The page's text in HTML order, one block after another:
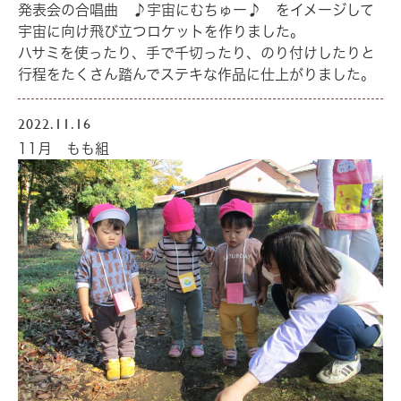
発表会の合唱曲 ♪宇宙にむちゅー♪ をイメージして
宇宙に向け飛び立つロケットを作りました。
ハサミを使ったり、手で千切ったり、のり付けしたりと
行程をたくさん踏んでステキな作品に仕上がりました。
2022.11.16
11月 もも組